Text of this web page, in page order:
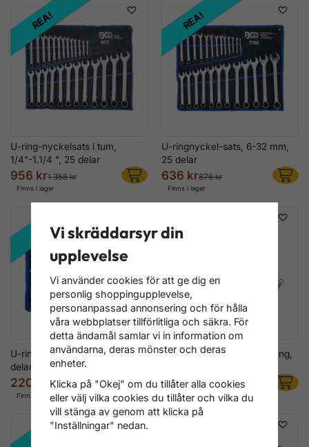
REA!
U-ring-nyckelsats i tum,
1/4"-1.1/4 ", 25 delar
956 kr1 356 kr
Finns i lager
REA!
U-ringnyckel-sats, 6-32 mm,
25 delar
636 kr876 kr
Finns i lager
REA!
U-ringnyckelsats, 8-19 mm, 12
delar
220 kr 316 kr
Finns i lager
REA!
U-ringnyckel-sats, extra lång,
1 596 kr 2 156 kr
Finns i lager
REA!
Vi skräddarsyr din
upplevelse
Vi använder cookies för att ge dig en
personlig shoppingupplevelse,
personanpassad annonsering och för hålla
våra webbplatser tillförlitliga och säkra. För
detta ändamål samlar vi in information om
användarna, deras mönster och deras
enheter.
Klicka på "Okej" om du tillåter alla cookies
eller välj vilka cookies du tillåter och vilka du
vill stänga av genom att klicka på
"Inställningar" nedan.